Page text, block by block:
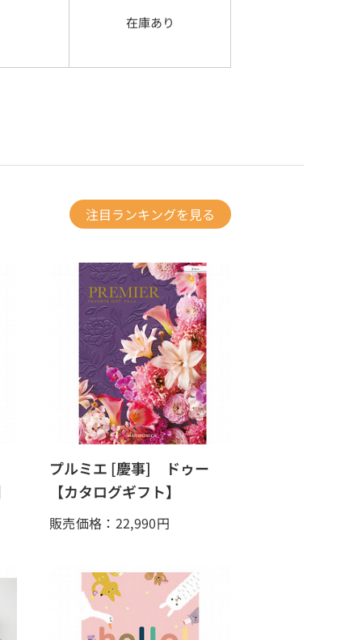
在庫あり
注目ランキングを見る
プルミエ [慶事] ドゥー
【カタログギフト】
販売価格：22,990円